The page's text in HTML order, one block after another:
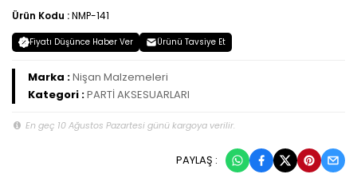
Ürün Kodu :NMP-141
Fiyatı Düşünce Haber Ver Ürünü Tavsiye Et
Marka :Nişan Malzemeleri
Kategori :PARTİ AKSESUARLARI
En geç 10 Ağustos Pazartesi günü kargoya verilir.
PAYLAŞ :